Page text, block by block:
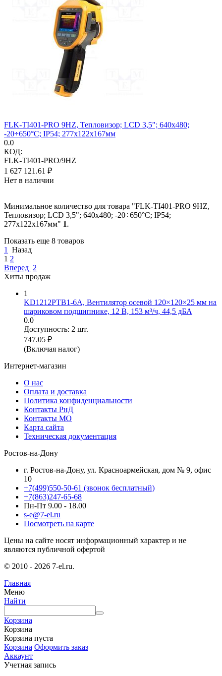
FLK-TI401-PRO 9HZ, Тепловизор; LCD 3,5"; 640x480;
-20÷650°C; IP54; 277x122x167мм
0.0
КОД:
FLK-TI401-PRO/9HZ
1 627 121.61 ₽
Нет в наличии
Минимальное количество для товара "FLK-TI401-PRO 9HZ,
Тепловизор; LCD 3,5"; 640x480; -20÷650°C; IP54;
277x122x167мм" 1.
Показать еще 8 товаров
1
Назад
1 2
Вперед 2
Хиты продаж
1
KD1212PTB1-6A, Вентилятор осевой 120×120×25 мм на
шариковом подшипнике, 12 В, 153 м³/ч, 44,5 дБА
0.0
Доступность: 2 шт.
747.05 ₽
(Включая налог)
Интернет-магазин
О нас
Оплата и доставка
Политика конфиденциальности
Контакты РнД
Контакты МО
Карта сайта
Техническая документация
Ростов-на-Дону
г. Ростов-на-Дону, ул. Красноармейская, дом № 9, офис
10
+7(499)550-50-61 (звонок бесплатный)
+7(863)247-65-68
Пн-Пт 9.00 - 18.00
s-e@7-el.ru
Посмотреть на карте
Цены на сайте носят информационный характер и не
являются публичной офертой
© 2010 - 2026 7-el.ru.
Главная
Меню
Найти
Корзина
Корзина
Корзина пуста
Корзина Оформить заказ
Аккаунт
Учетная запись